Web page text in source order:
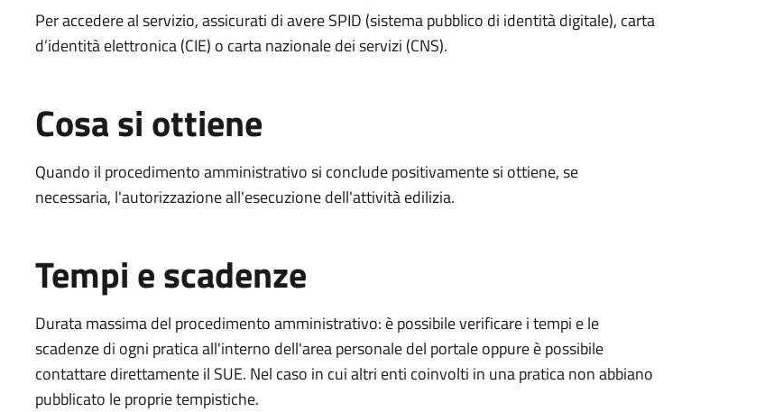
Per accedere al servizio, assicurati di avere SPID (sistema pubblico di identità digitale), carta
d’identità elettronica (CIE) o carta nazionale dei servizi (CNS).
Cosa si ottiene
Quando il procedimento amministrativo si conclude positivamente si ottiene, se
necessaria, l'autorizzazione all'esecuzione dell'attività edilizia.
Tempi e scadenze
Durata massima del procedimento amministrativo: è possibile verificare i tempi e le
scadenze di ogni pratica all'interno dell'area personale del portale oppure è possibile
contattare direttamente il SUE. Nel caso in cui altri enti coinvolti in una pratica non abbiano
pubblicato le proprie tempistiche.